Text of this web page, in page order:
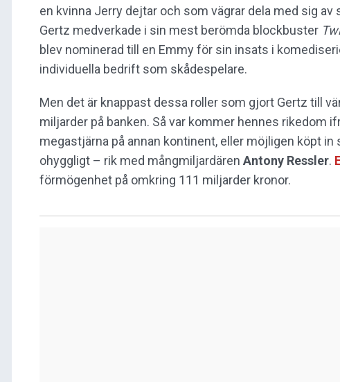
en kvinna Jerry dejtar och som vägrar dela med sig
Gertz medverkade i sin mest berömda blockbuster
blev nominerad till en Emmy för sin insats i
individuella bedrift som skådespelare.
Men det är knappast dessa roller som gjort Gertz till
miljarder på banken. Så var kommer hennes rikedom
megastjärna på annan kontinent, eller möjligen köpt in
ohyggligt – rik med mångmiljardären Antony Ressler.
förmögenhet på omkring 111 miljarder kronor.